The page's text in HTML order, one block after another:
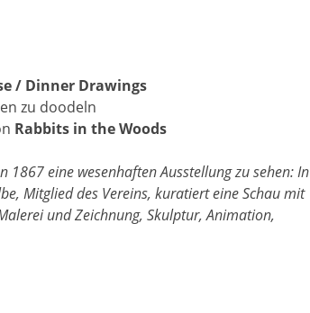
/ Dinner Drawings
zu doodeln
Rabbits in the Woods
eine wesenhaften Ausstellung zu sehen: In
Mitglied des Vereins, kuratiert eine Schau mit
und Zeichnung, Skulptur, Animation,